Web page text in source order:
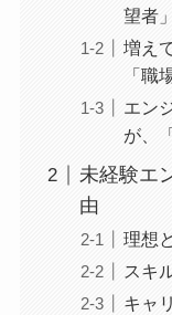
望者」
増え
「職
エン
が、
未経験エ
由
理想
スキ
キャ